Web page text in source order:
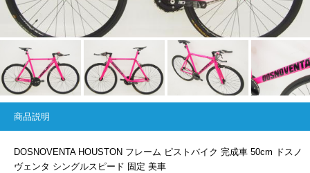
商品説明
DOSNOVENTA HOUSTON フレーム ピストバイク 完成車 50cm ドスノ
ヴェンタ シングルスピード 固定 美車